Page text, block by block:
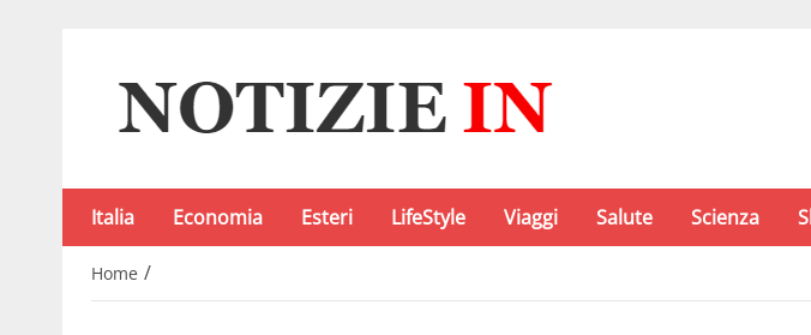
Italia Economia Esteri LifeStyle Viaggi Salute Scienza
Home /